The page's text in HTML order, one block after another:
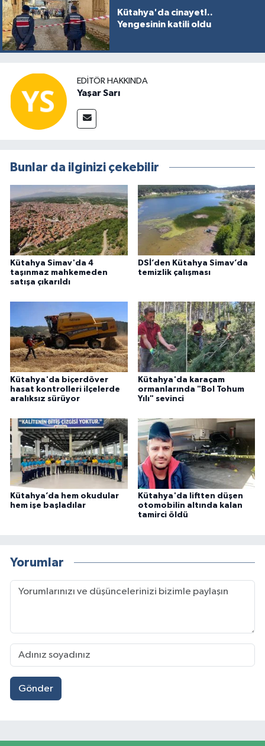
Kütahya'da cinayet!..
Yengesinin katili oldu
EDITÖR HAKKINDA
Yaşar Sarı
Bunlar da ilginizi çekebilir
Kütahya Simav'da 4
taşınmaz mahkemeden
satışa çıkarıldı
DSİ’den Kütahya Simav’da
temizlik çalışması
Kütahya'da biçerdöver
hasat kontrolleri ilçelerde
aralıksız sürüyor
Kütahya'da karaçam
ormanlarında "Bol Tohum
Yılı" sevinci
Kütahya’da hem okudular
hem işe başladılar
Kütahya'da liftten düşen
otomobilin altında kalan
tamirci öldü
Yorumlar
Gönder